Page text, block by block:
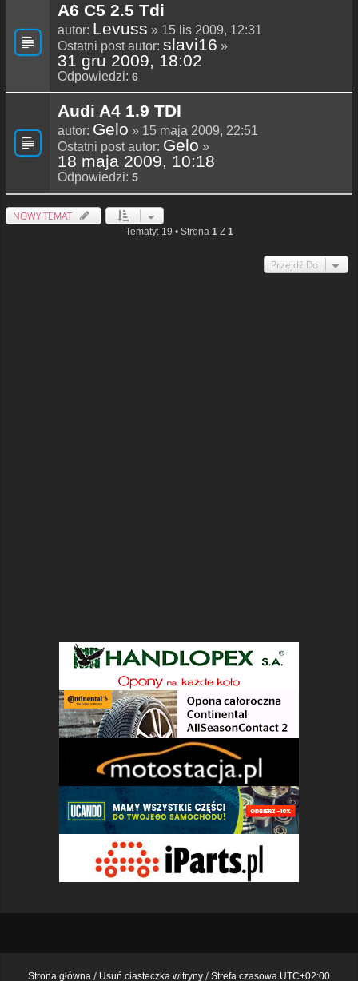
A6 C5 2.5 Tdi
autor: Levuss » 15 lis 2009, 12:31
Ostatni post autor: slavi16 »
31 gru 2009, 18:02
Odpowiedzi: 6
Audi A4 1.9 TDI
autor: Gelo » 15 maja 2009, 22:51
Ostatni post autor: Gelo »
18 maja 2009, 10:18
Odpowiedzi: 5
NOWY TEMAT
Tematy: 19 • Strona 1Z 1
Przejdź Do
Strona główna Usuń ciasteczka witryny Strefa czasowa UTC+02:00